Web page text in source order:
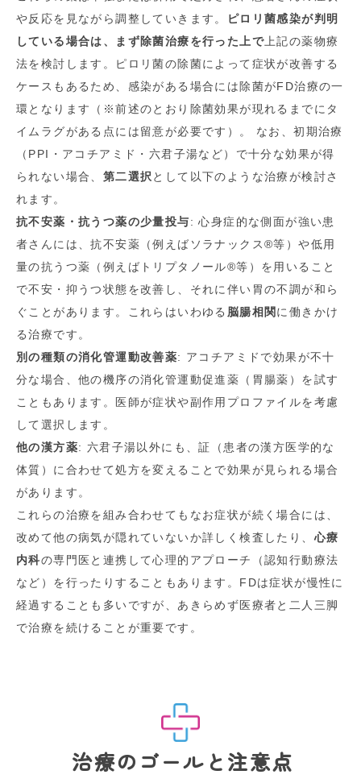
や反応を見ながら調整していきます。
ピロリ菌感染が判明
している場合は、まず除菌治療を行った上で 上記の薬物療
法を検討します。ピロリ菌の除菌によって症状が改善する
ケースもあるため、感染がある場合には除菌がFD治療の一
環となります（※前述のとおり除菌効果が現れるまでにタ
イムラグがある点には留意が必要です）。 なお、初期治療
（PPI・アコチアミド・六君子湯など）で十分な効果が得
られない場合、 第二選択 として以下のような治療が検討さ
れます。
抗不安薬・抗うつ薬の少量投与: 心身症的な側面が強い患
者さんには、抗不安薬（例えばソラナックス®等）や低用
量の抗うつ薬（例えばトリプタノール®等）を用いること
で不安・抑うつ状態を改善し、それに伴い胃の不調が和ら
ぐことがあります。これらはいわゆる 脳腸相関に働きかけ
る治療です。
別の種類の消化管運動改善薬: アコチアミドで効果が不十
分な場合、他の機序の消化管運動促進薬（胃腸薬）を試す
こともあります。医師が症状や副作用プロファイルを考慮
して選択します。
他の漢方薬: 六君子湯以外にも、証（患者の漢方医学的な
体質）に合わせて処方を変えることで効果が見られる場合
があります。
これらの治療を組み合わせてもなお症状が続く場合には、
改めて他の病気が隠れていないか詳しく検査したり、 心療
内科の専門医と連携して心理的アプローチ（認知行動療法
など）を行ったりすることもあります。FDは症状が慢性に
経過することも多いですが、あきらめず医療者と二人三脚
で治療を続けることが重要です。
治療のゴールと注意点